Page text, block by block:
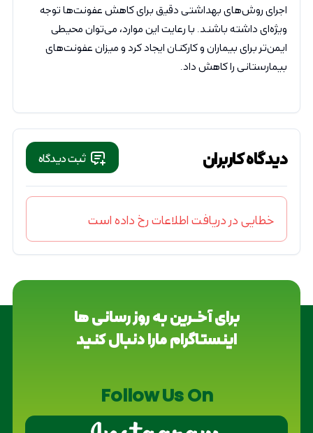
اجرای روش‌های بهداشتی دقیق برای کاهش عفونت‌ها توجه
ویژه‌ای داشته باشند. با رعایت این موارد، می‌توان محیطی
ایمن‌تر برای بیماران و کارکنان ایجاد کرد و میزان عفونت‌های
بیمارستانی را کاهش داد.
دیدگاه کاربران ثبت دیدگاه
خطایی در دریافت اطلاعات رخ داده است
برای آخــرین به روز رسانی ها
اینستاگرام مارا دنبال کنید
Follow Us On